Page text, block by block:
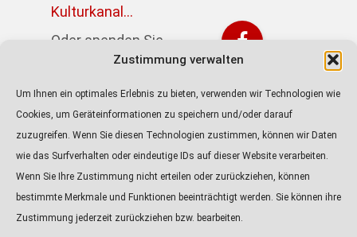
Zustimmung verwalten
Um Ihnen ein optimales Erlebnis zu bieten, verwenden wir Technologien wie
Cookies, um Geräteinformationen zu speichern und/oder darauf
zuzugreifen. Wenn Sie diesen Technologien zustimmen, können wir Daten
wie das Surfverhalten oder eindeutige IDs auf dieser Website verarbeiten.
Wenn Sie Ihre Zustimmung nicht erteilen oder zurückziehen, können
bestimmte Merkmale und Funktionen beeinträchtigt werden. Sie können ihre
Zustimmung jederzeit zurückziehen bzw. bearbeiten.
Audio-
Kulturkanal...
Oder spenden Sie
direkt über PayPal:
Achtung! Der Link
führt zur externen
Seite von Paypal.
KULTURTIPP